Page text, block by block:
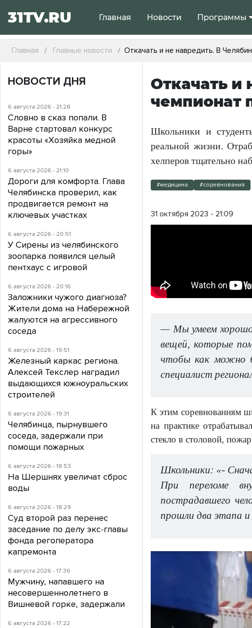
31TV.RU Главная Новости Программы
Главная Главные новости Откачать и не навредить. В
Откачать и
чемпионат
Школьники и
реальной жизни.
хелперов тщательно
#медицина #соревнования
31 октября 2023 - 21:09
— Мы умеем хорошо
вещей, которые
чтобы как можно
специалист
К этим соревнованиям
на практике
стекло в столовой,
Школьники: «-
При переломе
пострадавшего
прошли два этапа и
НОВОСТИ ДНЯ
6 августа 2026 - 21:28
Словно в сказ попали. В
Варне стартовал конкурс
красоты «Хозяйка медной
горы»
6 августа 2026 - 21:10
Дороги для комфорта. Глава
Челябинска проверил, как
продвигается ремонт на
ключевых участках
6 августа 2026 - 20:51
У Сирены из челябинского
зоопарка появился целый
пентхаус с игровой
6 августа 2026 - 20:16
Заложники чужого диагноза?
Жители дома на Набережной
жалуются на агрессивного
соседа
6 августа 2026 - 19:51
Железный каркас региона.
Алексей Текслер наградил
выдающихся южноуральских
строителей
6 августа 2026 - 19:31
Челябинца, пырнувшего
соседа, задержали при
помощи пожарных
6 августа 2026 - 18:53
На Шершнях увеличат сброс
воды
6 августа 2026 - 18:29
Суд второй раз перенес
заседание по делу экс-главы
фонда регоператора
капремонта
6 августа 2026 - 17:36
Мужчину, напавшего на
несовершеннолетнего в
Вишневой горке, задержали
6 августа 2026 - 17:22